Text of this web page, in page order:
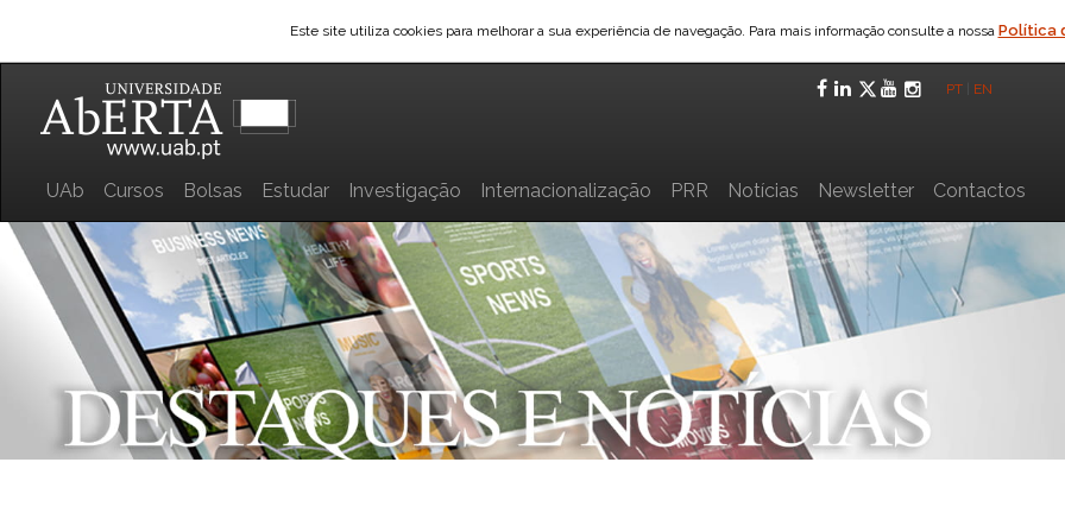
Este site utiliza cookies para melhorar a sua experiência de navegação. Para mais informação consulte a nossa Política
Facebook
LinkedIn
Twitter
YouTube
PT EN
UAb Cursos Bolsas Estudar Investigação Internacionalização PRR Notícias Newsletter Contactos